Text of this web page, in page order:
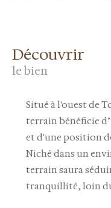
découvrir
le bien
Situé à l'ouest de
terrain bénéficie
et d'une position
Niché dans un
terrain saura
tranquillité, loin